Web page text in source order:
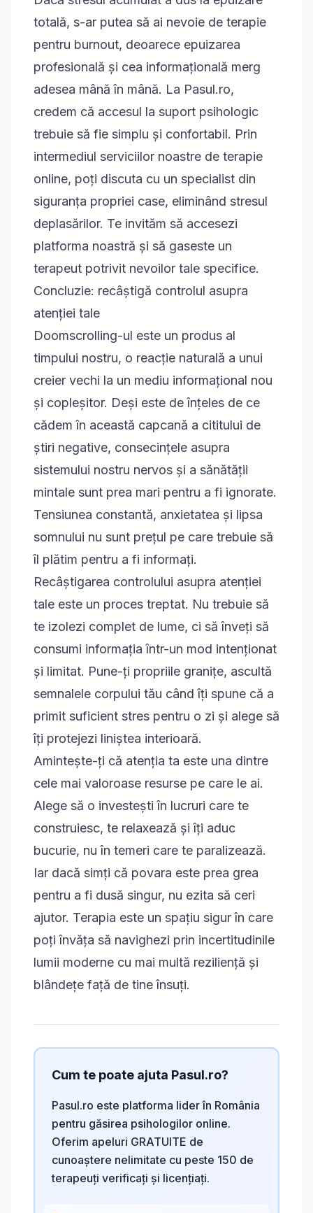
totală, s-ar putea să ai nevoie de terapie
pentru burnout, deoarece epuizarea
profesională și cea informațională merg
adesea mână în mână. La Pasul.ro,
credem că accesul la suport psihologic
trebuie să fie simplu și confortabil. Prin
intermediul serviciilor noastre de terapie
online, poți discuta cu un specialist din
siguranța propriei case, eliminând stresul
deplasărilor. Te invităm să accesezi
platforma noastră și să gaseste un
terapeut potrivit nevoilor tale specifice.
Concluzie: recâștigă controlul asupra
atenției tale
Doomscrolling-ul este un produs al
timpului nostru, o reacție naturală a unui
creier vechi la un mediu informațional nou
și copleșitor. Deși este de înțeles de ce
cădem în această capcană a cititului de
știri negative, consecințele asupra
sistemului nostru nervos și a sănătății
mintale sunt prea mari pentru a fi ignorate.
Tensiunea constantă, anxietatea și lipsa
somnului nu sunt prețul pe care trebuie să
îl plătim pentru a fi informați.
Recâștigarea controlului asupra atenției
tale este un proces treptat. Nu trebuie să
te izolezi complet de lume, ci să înveți să
consumi informația într-un mod intenționat
și limitat. Pune-ți propriile granițe, ascultă
semnalele corpului tău când îți spune că a
primit suficient stres pentru o zi și alege să
îți protejezi liniștea interioară.
Amintește-ți că atenția ta este una dintre
cele mai valoroase resurse pe care le ai.
Alege să o investești în lucruri care te
construiesc, te relaxează și îți aduc
bucurie, nu în temeri care te paralizează.
Iar dacă simți că povara este prea grea
pentru a fi dusă singur, nu ezita să ceri
ajutor. Terapia este un spațiu sigur în care
poți învăța să navighezi prin incertitudinile
lumii moderne cu mai multă reziliență și
blândețe față de tine însuți.
Cum te poate ajuta Pasul.ro?
Pasul.ro este platforma lider în România
pentru găsirea psihologilor online.
Oferim apeluri GRATUITE de
cunoaștere nelimitate cu peste 150 de
terapeuți verificați și licențiați.